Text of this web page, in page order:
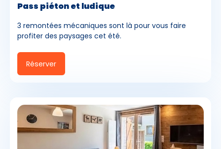
Pass piéton et ludique
3 remontées mécaniques sont là pour vous faire
profiter des paysages cet été.
Réserver